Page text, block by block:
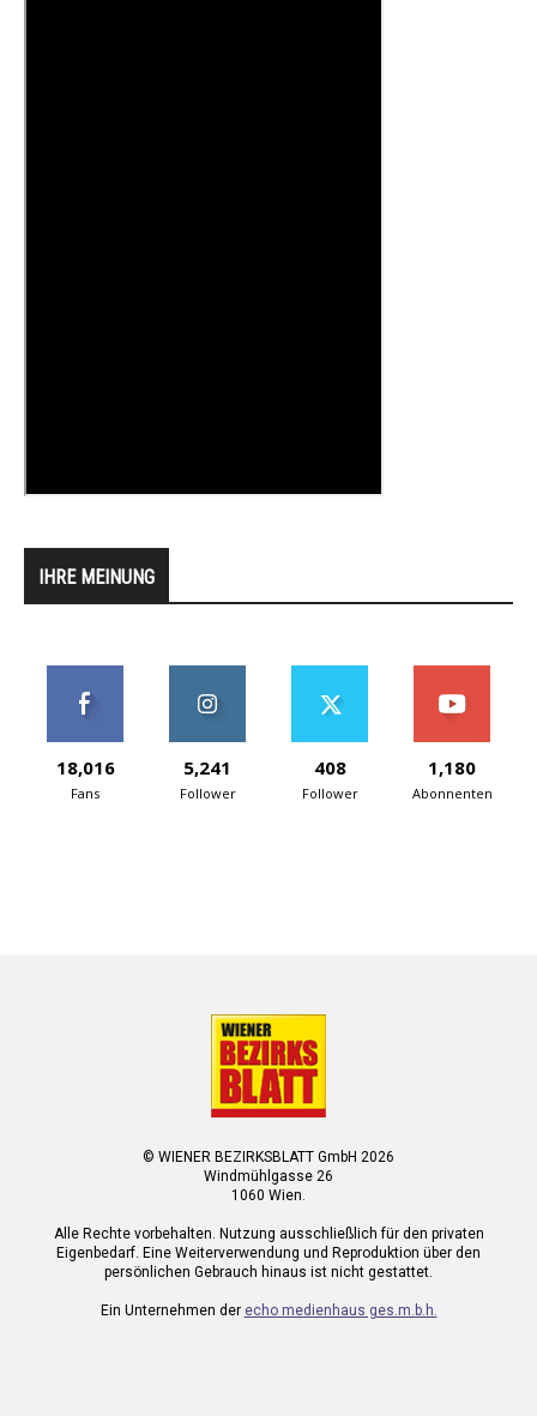
IHRE MEINUNG
18,016
Fans
5,241
Follower
408
Follower
1,180
Abonnenten
© WIENER BEZIRKSBLATT GmbH 2026
Windmühlgasse 26
1060 Wien.
Alle Rechte vorbehalten. Nutzung ausschließlich für den privaten
Eigenbedarf. Eine Weiterverwendung und Reproduktion über den
persönlichen Gebrauch hinaus ist nicht gestattet.
Ein Unternehmen der echo medienhaus ges.m.b.h.